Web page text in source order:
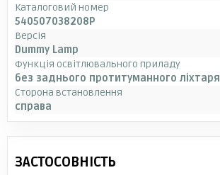
Каталоговий номер
540507038208P
Версія
Dummy Lamp
Функція освітлювального приладу
без заднього протитуманного ліхтаря
Сторона встановлення
справа
ЗАСТОСОВНІСТЬ